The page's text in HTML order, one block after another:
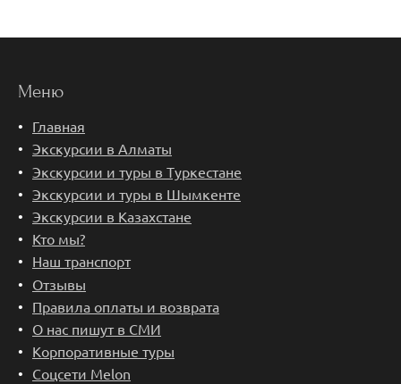
Меню
Главная
Экскурсии в Алматы
Экскурсии и туры в Туркестане
Экскурсии и туры в Шымкенте
Экскурсии в Казахстане
Кто мы?
Наш транспорт
Отзывы
Правила оплаты и возврата
О нас пишут в СМИ
Корпоративные туры
Соцсети Melon